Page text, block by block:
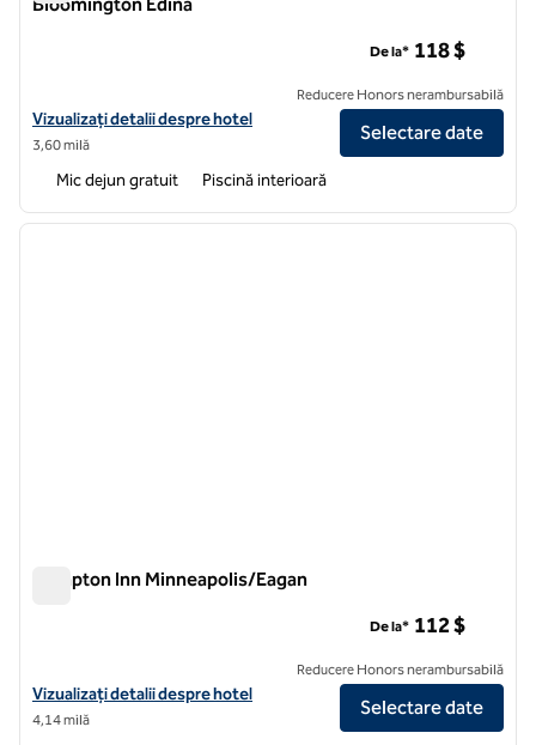
Vizualizați detaliile hotelului pentru Embassy Suites by Hilton
Vizualizați detalii despre hotel
3,60 milă
De la* 118 $
Reducere Honors nerambursabilă
Selectare date
Mic dejun gratuit Piscină interioară
1 din 5
Hampton Inn Minneapolis/Eagan
Vizualizați detaliile hotelului Hampton Inn Minneapolis/Eagan
Vizualizați detalii despre hotel
4,14 milă
De la* 112 $
Reducere Honors nerambursabilă
Selectare date